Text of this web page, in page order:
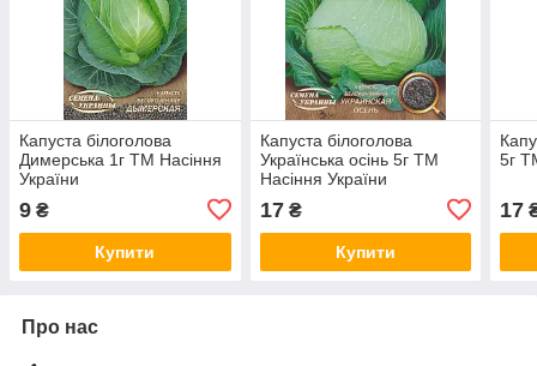
Капуста білоголова
Димерська 1г ТМ Насіння
України
9 ₴
Купити
Капуста білоголова
Українська осінь 5г ТМ
Насіння України
17₴
Купити
5г
17
Про нас